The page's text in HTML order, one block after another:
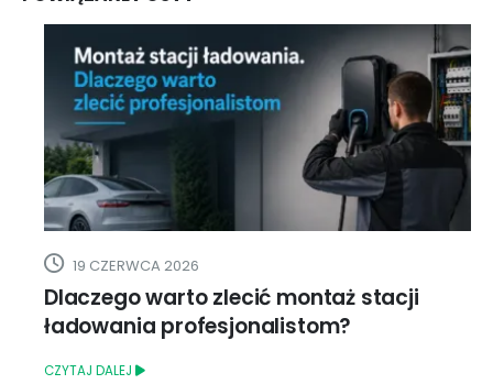
19 CZERWCA 2026
Dlaczego warto zlecić montaż stacji
ładowania profesjonalistom?
CZYTAJ DALEJ